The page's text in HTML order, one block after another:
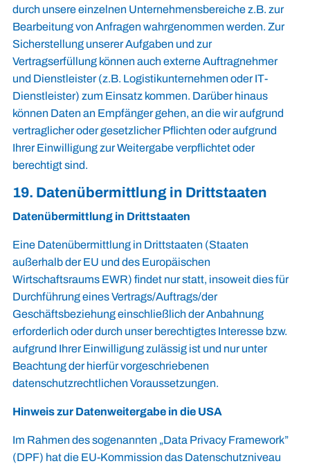
durch unsere einzelnen Unternehmensbereiche z.B. zur
Bearbeitung von Anfragen wahrgenommen werden. Zur
Sicherstellung unserer Aufgaben und zur
Vertragserfüllung können auch externe Auftragnehmer
und Dienstleister (z.B. Logistikunternehmen oder IT-
Dienstleister) zum Einsatz kommen. Darüber hinaus
können Daten an Empfänger gehen, an die wir aufgrund
vertraglicher oder gesetzlicher Pflichten oder aufgrund
Ihrer Einwilligung zur Weitergabe verpflichtet oder
berechtigt sind.
19. Datenübermittlung in Drittstaaten
Datenübermittlung in Drittstaaten
Eine Datenübermittlung in Drittstaaten (Staaten
außerhalb der EU und des Europäischen
Wirtschaftsraums EWR) findet nur statt, insoweit dies für
Durchführung eines Vertrags/Auftrags/der
Geschäftsbeziehung einschließlich der Anbahnung
erforderlich oder durch unser berechtigtes Interesse bzw.
aufgrund Ihrer Einwilligung zulässig ist und nur unter
Beachtung der hierfür vorgeschriebenen
datenschutzrechtlichen Voraussetzungen.
Hinweis zur Datenweitergabe in die USA
Im Rahmen des sogenannten „Data Privacy Framework”
(DPF) hat die EU-Kommission das Datenschutzniveau